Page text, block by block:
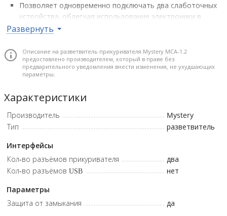
Позволяет одновременно подключать два слаботочных
устройства, облегчая использование электроники в
автомобиле
устройство в любом типе автомобиля – от легковых до
грузовиков
Встроенная защита от короткого замыкания
автомобиля
Светодиодный индикатор даёт визуальный контроль над
работой устройства
надёжность и устойчивость к перегреву
Рабочее напряжение: 12/24В • Суммарный ток: 5 А •
Максимальная суммарная мощность: 120Вт
Развернуть
Описание на разветвитель прикуривателя Mystery MCA-1.2
предоставлено производителем, который в праве без
предварительного уведомления внести изменения, не ухудшающих
параметры.
Характеристики
Производитель
Mystery
Тип
разветвитель
Интерфейсы
Кол-во разъёмов прикуривателя
два
Кол-во разъёмов USB
нет
Параметры
Защита от замыкания
да